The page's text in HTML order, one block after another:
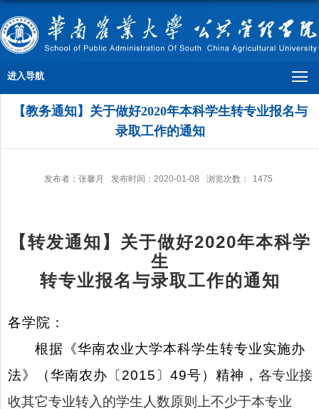
进入导航
【教务通知】关于做好2020年本科学生转专业报名与
录取工作的通知
发布者：张馨月 发布时间：2020-01-08 浏览次数： 1475
【转发通知】关于做好2020年本科学
生
转专业报名与录取工作的通知
各学院：
根据《华南农业大学本科学生转专业实施办
法》（华南农办〔 2015 〕 49号）精神， 各专业接
收其它专业转入的学生人数原则上不少于本专业